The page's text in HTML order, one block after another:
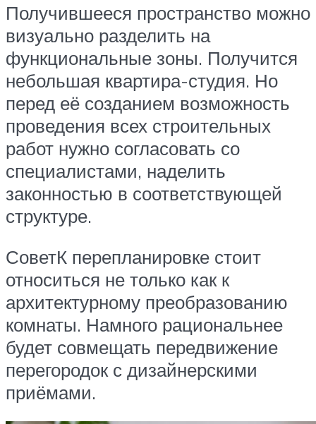
Получившееся пространство можно
визуально разделить на
функциональные зоны. Получится
небольшая квартира-студия. Но
перед её созданием возможность
проведения всех строительных
работ нужно согласовать со
специалистами, наделить
законностью в соответствующей
структуре.
СоветК перепланировке стоит
относиться не только как к
архитектурному преобразованию
комнаты. Намного рациональнее
будет совмещать передвижение
перегородок с дизайнерскими
приёмами.